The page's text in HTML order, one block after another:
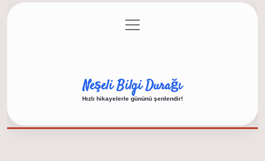
Gizlilik Politikası
menüyü
aç
Neşeli Bilgi Durağı
Hızlı hikayelerle gününü şenlendir!